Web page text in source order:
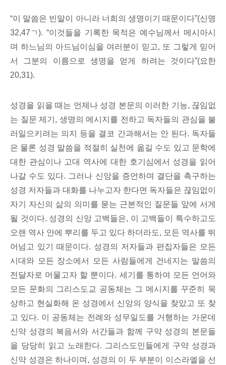
“이 말씀은 빈말이 아니라 너희의 생명이기 때문이다”(신명
32,47ㄱ). “이것들을 기록한 목적은 예수님께서 메시아시
며 하느님의 아드님이심을 여러분이 믿고, 또 그렇게 믿어
서 그분의 이름으로 생명을 얻게 하려는 것이다”(요한
20,31).
성경을 읽을 때는 언제나 성경 본문의 이러한 기능, 끊임없
는 질문 제기, 생명의 메시지를 전하고 독자들의 관심을 불
러일으키려는 의지 등을 결코 간과해서는 안 된다. 독자들
은 물론 성경 말씀을 적절히 실천에 옮길 수도 있고 문학에
대한 관심이나 고대 역사에 대한 호기심에서 성경을 읽어
나갈 수도 있다. 그러나 신앙을 증언하며 결단을 촉구하는
성경 저자들과 대화를 나누고자 한다면 독자들은 끊임없이
자기 자신의 삶의 의미를 묻는 근본적인 질문들 앞에 서게
될 것이다. 성경의 신앙 고백들은, 이 고백들이 특수하고도
오랜 역사 안에 뿌리를 두고 있다 하더라도, 모든 역사를 뛰
어넘고 있기 때문이다. 성경의 저자들과 편집자들은 모든
시대와 모든 장소에서 모든 사람들에게 건네지는 말씀의
전달자로 머물고자 할 뿐이다. 세기를 통하여 모든 언어와
모든 문화의 그리스도교 공동체는 그 메시지를 꾸준히 묵
상하고 현실화해 온 성경에서 신앙의 양식을 찾았고 또 찾
고 있다. 이 공동체는 전례와 성무일도를 거행하는 가운데
신약 성경의 복음서와 서간들과 함께 구약 성경의 본문들
을 당당히 읽고 노래한다. 그리스도인들에게 구약 성경과
신약 성경은 하나이며, 성경의 이 두 부분이 이스라엘을 선